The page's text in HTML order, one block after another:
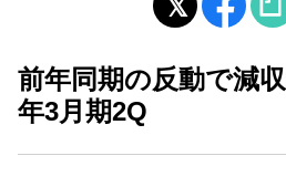
前年同期の反動で減
年3月期2Q